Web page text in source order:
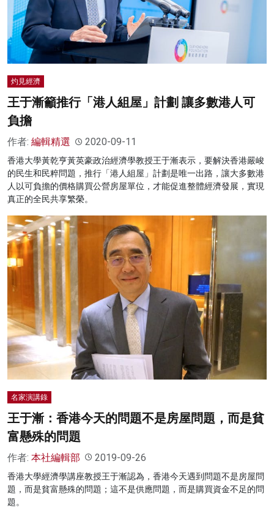
灼見經濟
王于漸籲推行「港人組屋」計劃 讓多數港人可
負擔
作者: 編輯精選 2020-09-11
香港大學黃乾亨黃英豪政治經濟學教授王于漸表示，要解決香港嚴峻
的民生和民粹問題，推行「港人組屋」計劃是唯一出路，讓大多數港
人以可負擔的價格購買公營房屋單位，才能促進整體經濟發展，實現
真正的全民共享繁榮。
名家演講錄
王于漸：香港今天的問題不是房屋問題，而是貧
富懸殊的問題
作者: 本社編輯部 2019-09-26
香港大學經濟學講座教授王于漸認為，香港今天遇到問題不是房屋問
題，而是貧富懸殊的問題；這不是供應問題，而是購買資金不足的問
題。